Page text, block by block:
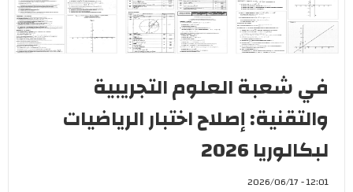
في شعبة العلوم التجريبية
والتقنية: إصلاح اختبار الرياضيات
لبكالوريا 2026
12:01 - 2026/06/17